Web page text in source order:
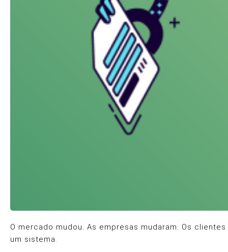
O mercado mudou. As empresas mudaram. Os
um sistema.